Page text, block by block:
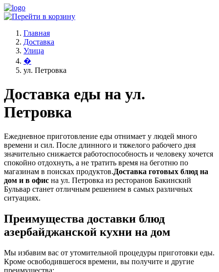
Главная
Доставка
Улица
�
ул. Петровка
Доставка еды на ул.
Петровка
Ежедневное приготовление еды отнимает у людей много
времени и сил. После длинного и тяжелого рабочего дня
значительно снижается работоспособность и человеку хочется
спокойно отдохнуть, а не тратить время на беготню по
магазинам в поисках продуктов.Доставка готовых блюд на
дом и в офис на ул. Петровка из ресторанов Бакинский
Бульвар станет отличным решением в самых различных
ситуациях.
Преимущества доставки блюд
азербайджанской кухни на дом
Мы избавим вас от утомительной процедуры приготовки еды.
Кроме освободившегося времени, вы получите и другие
преимущества: